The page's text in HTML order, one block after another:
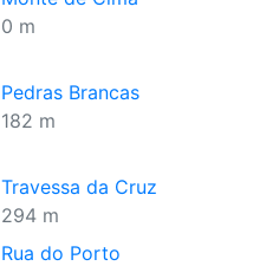
0 m
Pedras Brancas
182 m
Travessa da Cruz
294 m
Rua do Porto